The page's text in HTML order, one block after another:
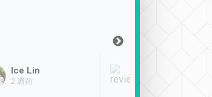
Ice Lin
2 週前